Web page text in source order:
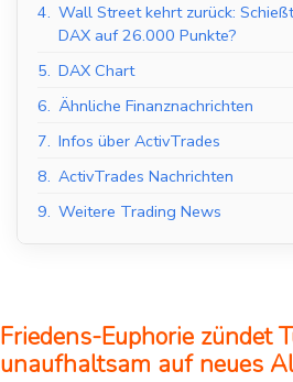
4. Wall Street kehrt zurück:
DAX auf 26.000 Punkte?
5. DAX Chart
6. Ähnliche Finanznachrichten
7. Infos über ActivTrades
8. ActivTrades Nachrichten
9. Weitere Trading News
Friedens-Euphorie zündet
unaufhaltsam auf neues